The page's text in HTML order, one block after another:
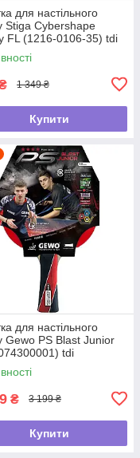
для настільного
Stiga Cybershape
FL (1216-0106-35) tdi
1 349 ₴
Купити
для настільного
Gewo PS Blast Junior
tdi
₴ 3 199 ₴
Купити